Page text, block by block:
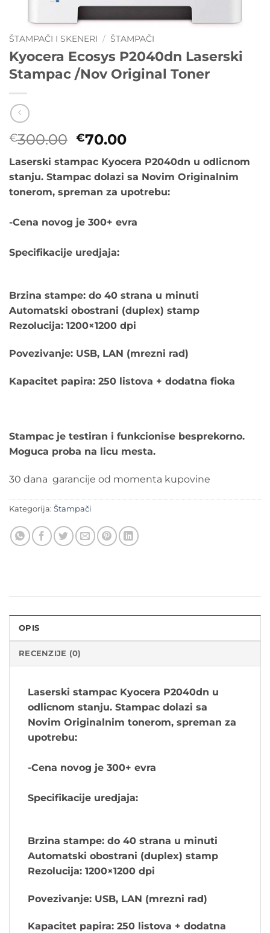
ŠTAMPAČI I SKENERI / ŠTAMPAČI
Kyocera Ecosys P2040dn Laserski
Stampac /Nov Original Toner
€300.00 Originalna
cena
je
bila:
€300.00.
€70.00Trenutna
cena
je:
€70.00.
Laserski stampac Kyocera P2040dn u odlicnom
stanju. Stampac dolazi sa Novim Originalnim
tonerom, spreman za upotrebu:
-Cena novog je 300+ evra
Specifikacije uredjaja:
Brzina stampe: do 40 strana u minuti
Automatski obostrani (duplex) stamp
Rezolucija: 1200×1200 dpi
Povezivanje: USB, LAN (mrezni rad)
Kapacitet papira: 250 listova + dodatna fioka
Stampac je testiran i funkcionise besprekorno.
Moguca proba na licu mesta.
30 dana garancije od momenta kupovine
Kategorija: Štampači
OPIS
RECENZIJE (0)
Laserski stampac Kyocera P2040dn u
odlicnom stanju. Stampac dolazi sa
Novim Originalnim tonerom, spreman za
upotrebu:
-Cena novog je 300+ evra
Specifikacije uredjaja:
Brzina stampe: do 40 strana u minuti
Automatski obostrani (duplex) stamp
Rezolucija: 1200×1200 dpi
Povezivanje: USB, LAN (mrezni rad)
Kapacitet papira: 250 listova + dodatna